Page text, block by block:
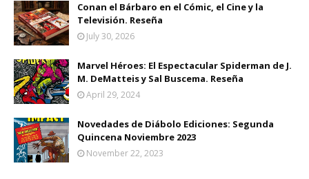
Conan el Bárbaro en el Cómic, el Cine y la
Televisión. Reseña
July 30, 2026
Marvel Héroes: El Espectacular Spiderman de J.
M. DeMatteis y Sal Buscema. Reseña
April 29, 2024
Novedades de Diábolo Ediciones: Segunda
Quincena Noviembre 2023
November 22, 2023